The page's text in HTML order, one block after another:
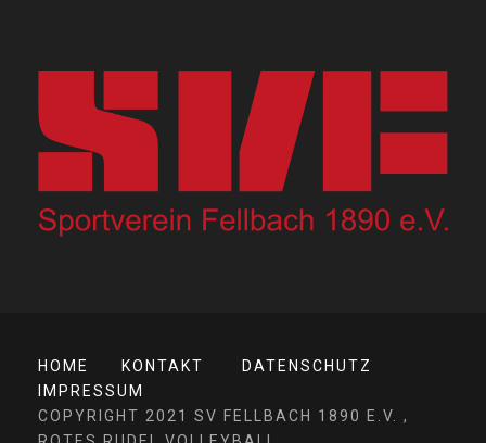
HOME KONTAKT
DATENSCHUTZ
IMPRESSUM
COPYRIGHT 2021 SV FELLBACH 1890 E.V. ,